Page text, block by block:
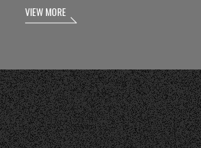
VIEW MORE